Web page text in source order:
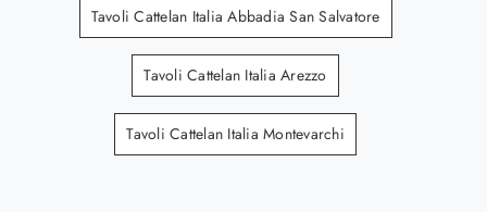
Tavoli Cattelan Italia Abbadia San Salvatore
Tavoli Cattelan Italia Arezzo
Tavoli Cattelan Italia Montevarchi